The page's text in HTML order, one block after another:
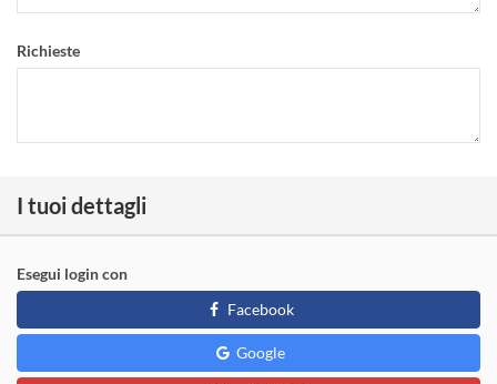
Richieste
I tuoi dettagli
Esegui login con
Facebook
Google